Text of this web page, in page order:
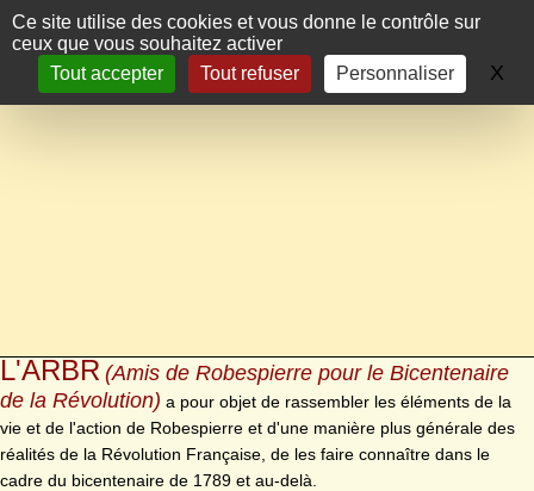
Panneau de gestion des cookies
Ce site utilise des cookies et vous donne le contrôle sur
ceux que vous souhaitez activer
Tout accepter
Tout refuser Personnaliser X
L'ARBR (Amis de Robespierre pour le Bicentenaire
de la Révolution) a pour objet de rassembler les éléments de la
vie et de l'action de Robespierre et d'une manière plus générale des
réalités de la Révolution Française, de les faire connaître dans le
cadre du bicentenaire de 1789 et au-delà.